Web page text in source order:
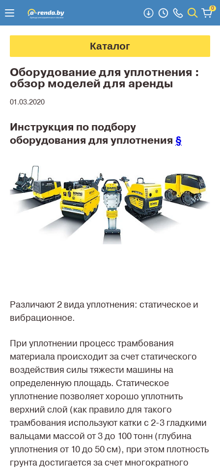
0
Каталог
Оборудование для уплотнения :
обзор моделей для аренды
01.03.2020
Инструкция по подбору
оборудования для уплотнения §
Различают 2 вида уплотнения: статическое и
вибрационное.
При уплотнении процесс трамбования
материала происходит за счет статического
воздействия силы тяжести машины на
определенную площадь. Статическое
уплотнение позволяет хорошо уплотнить
верхний слой (как правило для такого
трамбования используют катки с 2-3 гладкими
вальцами массой от 3 до 100 тонн (глубина
уплотнения от 10 до 50 см), при этом плотность
грунта достигается за счет многократного